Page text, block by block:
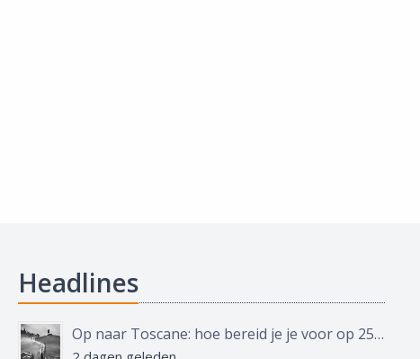
Headlines
Op naar Toscane: hoe bereid je je voor op 250 kilometer, 4.000 hoogtemeters en een goed glas wijn?